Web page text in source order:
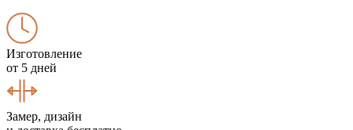
Изготовление
от 5 дней
Замер, дизайн